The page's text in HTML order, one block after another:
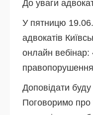
До уваги
У пятницю
адвокатів
онлайн вебінар:
Доповідати
Поговоримо